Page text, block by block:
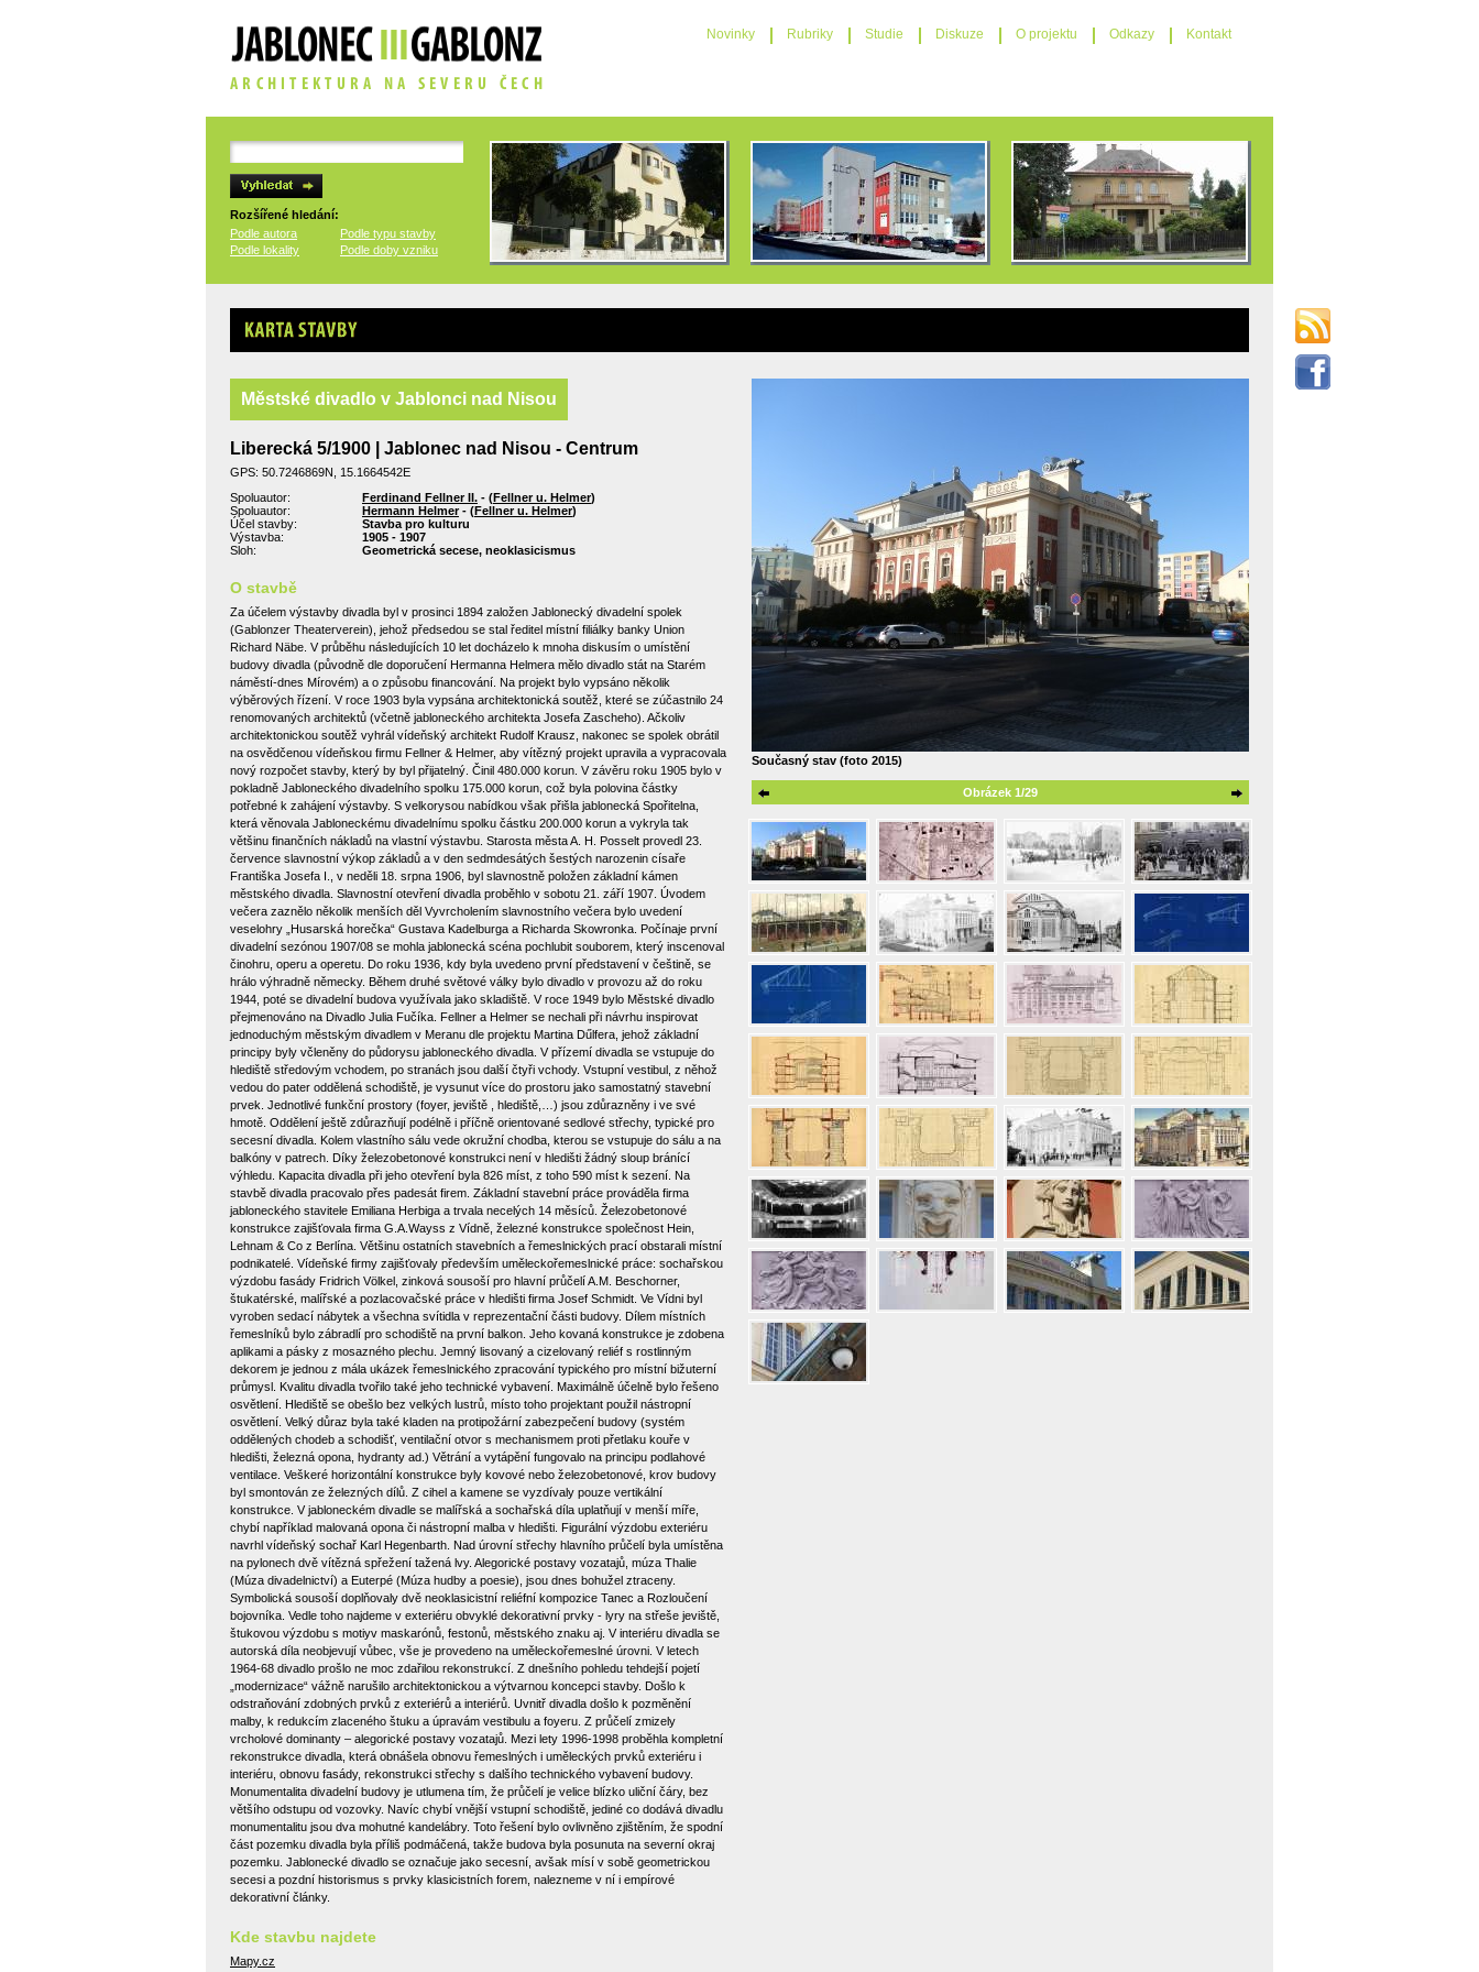
Novinky Rubriky Studie Diskuze O projektu Odkazy Kontakt
Rozšířené hledání:
Podle autora
Podle typu stavby
Podle lokality
Podle doby vzniku
Karta stavby
Městské divadlo v Jablonci nad Nisou
Liberecká 5/1900 | Jablonec nad Nisou - Centrum
GPS: 50.7246869N, 15.1664542E
Spoluautor:
Ferdinand Fellner II. - (Fellner u. Helmer)
Spoluautor:
Hermann Helmer- (Fellner u. Helmer)
Účel stavby:
Stavba pro kulturu
Výstavba:
1905 - 1907
Sloh:
Geometrická secese, neoklasicismus
O stavbě
Za účelem výstavby divadla byl v prosinci 1894 založen Jablonecký divadelní spolek
(Gablonzer Theaterverein), jehož předsedou se stal ředitel místní filiálky banky Union
Richard Näbe. V průběhu následujících 10 let docházelo k mnoha diskusím o umístění
budovy divadla (původně dle doporučení Hermanna Helmera mělo divadlo stát na Starém
náměstí-dnes Mírovém) a o způsobu financování. Na projekt bylo vypsáno několik
výběrových řízení. V roce 1903 byla vypsána architektonická soutěž, které se zúčastnilo 24
renomovaných architektů (včetně jabloneckého architekta Josefa Zascheho). Ačkoliv
architektonickou soutěž vyhrál vídeňský architekt Rudolf Krausz, nakonec se spolek obrátil
na osvědčenou vídeňskou firmu Fellner & Helmer, aby vítězný projekt upravila a vypracovala
nový rozpočet stavby, který by byl přijatelný. Činil 480.000 korun. V závěru roku 1905 bylo v
pokladně Jabloneckého divadelního spolku 175.000 korun, což byla polovina částky
potřebné k zahájení výstavby. S velkorysou nabídkou však přišla jablonecká Spořitelna,
která věnovala Jabloneckému divadelnímu spolku částku 200.000 korun a vykryla tak
většinu finančních nákladů na vlastní výstavbu. Starosta města A. H. Posselt provedl 23.
července slavnostní výkop základů a v den sedmdesátých šestých narozenin císaře
Františka Josefa I., v neděli 18. srpna 1906, byl slavnostně položen základní kámen
městského divadla. Slavnostní otevření divadla proběhlo v sobotu 21. září 1907. Úvodem
večera zaznělo několik menších děl Vyvrcholením slavnostního večera bylo uvedení
veselohry „Husarská horečka“ Gustava Kadelburga a Richarda Skowronka. Počínaje první
divadelní sezónou 1907/08 se mohla jablonecká scéna pochlubit souborem, který inscenoval
činohru, operu a operetu. Do roku 1936, kdy byla uvedeno první představení v češtině, se
hrálo výhradně německy. Během druhé světové války bylo divadlo v provozu až do roku
1944, poté se divadelní budova využívala jako skladiště. V roce 1949 bylo Městské divadlo
přejmenováno na Divadlo Julia Fučíka. Fellner a Helmer se nechali při návrhu inspirovat
jednoduchým městským divadlem v Meranu dle projektu Martina Dűlfera, jehož základní
principy byly včleněny do půdorysu jabloneckého divadla. V přízemí divadla se vstupuje do
hlediště středovým vchodem, po stranách jsou další čtyři vchody. Vstupní vestibul, z něhož
vedou do pater oddělená schodiště, je vysunut více do prostoru jako samostatný stavební
prvek. Jednotlivé funkční prostory (foyer, jeviště , hlediště,…) jsou zdůrazněny i ve své
hmotě. Oddělení ještě zdůrazňují podélně i příčně orientované sedlové střechy, typické pro
secesní divadla. Kolem vlastního sálu vede okružní chodba, kterou se vstupuje do sálu a na
balkóny v patrech. Díky železobetonové konstrukci není v hledišti žádný sloup bránící
výhledu. Kapacita divadla při jeho otevření byla 826 míst, z toho 590 míst k sezení. Na
stavbě divadla pracovalo přes padesát firem. Základní stavební práce prováděla firma
jabloneckého stavitele Emiliana Herbiga a trvala necelých 14 měsíců. Železobetonové
konstrukce zajišťovala firma G.A.Wayss z Vídně, železné konstrukce společnost Hein,
Lehnam & Co z Berlína. Většinu ostatních stavebních a řemeslnických prací obstarali místní
podnikatelé. Vídeňské firmy zajišťovaly především uměleckořemeslnické práce: sochařskou
výzdobu fasády Fridrich Völkel, zinková sousoší pro hlavní průčelí A.M. Beschorner,
štukatérské, malířské a pozlacovačské práce v hledišti firma Josef Schmidt. Ve Vídni byl
vyroben sedací nábytek a všechna svítidla v reprezentační části budovy. Dílem místních
řemeslníků bylo zábradlí pro schodiště na první balkon. Jeho kovaná konstrukce je zdobena
aplikami a pásky z mosazného plechu. Jemný lisovaný a cizelovaný reliéf s rostlinným
dekorem je jednou z mála ukázek řemeslnického zpracování typického pro místní bižuterní
průmysl. Kvalitu divadla tvořilo také jeho technické vybavení. Maximálně účelně bylo řešeno
osvětlení. Hlediště se obešlo bez velkých lustrů, místo toho projektant použil nástropní
osvětlení. Velký důraz byla také kladen na protipožární zabezpečení budovy (systém
oddělených chodeb a schodišť, ventilační otvor s mechanismem proti přetlaku kouře v
hledišti, železná opona, hydranty ad.) Větrání a vytápění fungovalo na principu podlahové
ventilace. Veškeré horizontální konstrukce byly kovové nebo železobetonové, krov budovy
byl smontován ze železných dílů. Z cihel a kamene se vyzdívaly pouze vertikální
konstrukce. V jabloneckém divadle se malířská a sochařská díla uplatňují v menší míře,
chybí například malovaná opona či nástropní malba v hledišti. Figurální výzdobu exteriéru
navrhl vídeňský sochař Karl Hegenbarth. Nad úrovní střechy hlavního průčelí byla umístěna
na pylonech dvě vítězná spřežení tažená lvy. Alegorické postavy vozatajů, múza Thalie
(Múza divadelnictví) a Euterpé (Múza hudby a poesie), jsou dnes bohužel ztraceny.
Symbolická sousoší doplňovaly dvě neoklasicistní reliéfní kompozice Tanec a Rozloučení
bojovníka. Vedle toho najdeme v exteriéru obvyklé dekorativní prvky - lyry na střeše jeviště,
štukovou výzdobu s motiyv maskarónů, festonů, městského znaku aj. V interiéru divadla se
autorská díla neobjevují vůbec, vše je provedeno na uměleckořemeslné úrovni. V letech
1964-68 divadlo prošlo ne moc zdařilou rekonstrukcí. Z dnešního pohledu tehdejší pojetí
„modernizace“ vážně narušilo architektonickou a výtvarnou koncepci stavby. Došlo k
odstraňování zdobných prvků z exteriérů a interiérů. Uvnitř divadla došlo k pozměnění
malby, k redukcím zlaceného štuku a úpravám vestibulu a foyeru. Z průčelí zmizely
vrcholové dominanty – alegorické postavy vozatajů. Mezi lety 1996-1998 proběhla kompletní
rekonstrukce divadla, která obnášela obnovu řemeslných i uměleckých prvků exteriéru i
interiéru, obnovu fasády, rekonstrukci střechy s dalšího technického vybavení budovy.
Monumentalita divadelní budovy je utlumena tím, že průčelí je velice blízko uliční čáry, bez
většího odstupu od vozovky. Navíc chybí vnější vstupní schodiště, jediné co dodává divadlu
monumentalitu jsou dva mohutné kandelábry. Toto řešení bylo ovlivněno zjištěním, že spodní
část pozemku divadla byla příliš podmáčená, takže budova byla posunuta na severní okraj
pozemku. Jablonecké divadlo se označuje jako secesní, avšak mísí v sobě geometrickou
secesi a pozdní historismus s prvky klasicistních forem, nalezneme v ní i empírové
dekorativní články.
Kde stavbu najdete
Mapy.cz
Současný stav (foto 2015)
Obrázek 1/29